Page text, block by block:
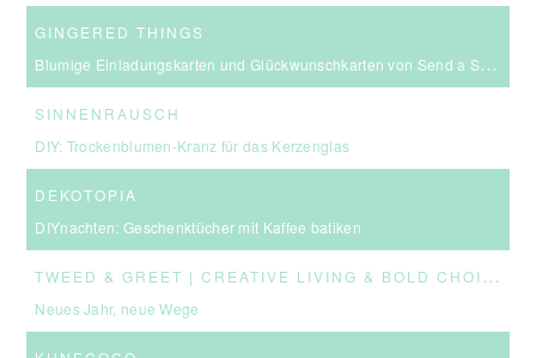
GINGERED THINGS
Blumige Einladungskarten und Glückwunschkarten von Send a Smile
SINNENRAUSCH
DIY: Trockenblumen-Kranz für das Kerzenglas
DEKOTOPIA
DIYnachten: Geschenktücher mit Kaffee batiken
T
WEED & GREET | CREATIVE LIVING & BOLD CHOICES
Neues Jahr, neue Wege